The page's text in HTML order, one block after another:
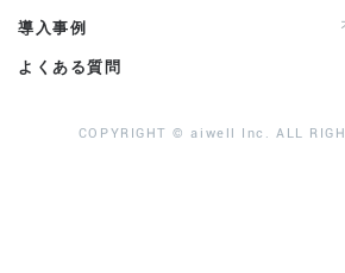
導入事例
よくある質問
COPYRIGHT © aiwell Inc. ALL